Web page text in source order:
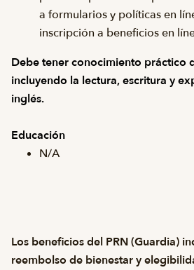
a formularios y políticas en
inscripción a beneficios en
Debe tener conocimiento práctico
incluyendo la lectura, escritura y
inglés.
Educación
N/A
Los beneficios del PRN (Guardia)
reembolso de bienestar y